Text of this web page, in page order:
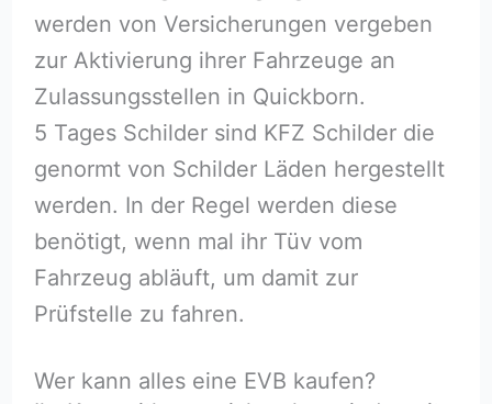
werden von Versicherungen vergeben
zur Aktivierung ihrer Fahrzeuge an
Zulassungsstellen in Quickborn.
5 Tages Schilder sind KFZ Schilder die
genormt von Schilder Läden hergestellt
werden. In der Regel werden diese
benötigt, wenn mal ihr Tüv vom
Fahrzeug abläuft, um damit zur
Prüfstelle zu fahren.
Wer kann alles eine EVB kaufen?